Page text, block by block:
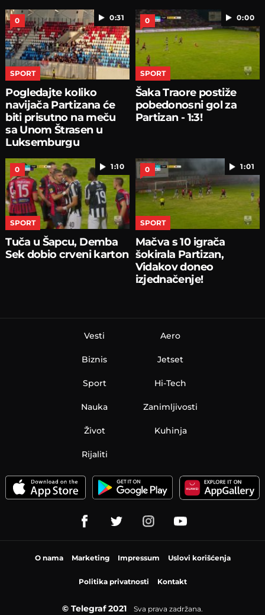
0:31
0
SPORT
Pogledajte koliko
navijača Partizana će
biti prisutno na meču
sa Unom Štrasen u
Luksemburgu
0:00
0
SPORT
Šaka Traore postiže
pobedonosni gol za
Partizan - 1:3!
1:10
0
SPORT
Tuča u Šapcu, Demba
Sek dobio crveni karton
1:01
0
SPORT
Mačva s 10 igrača
šokirala Partizan,
Vidakov doneo
izjednačenje!
Vesti
Biznis
Sport
Nauka
Aero
Jetset
Hi-Tech
Zanimljivosti
Život Kuhinja
Rijaliti
O nama Marketing Impressum Uslovi korišćenja
Politika privatnosti Kontakt
© Telegraf 2021 Sva prava zadržana.